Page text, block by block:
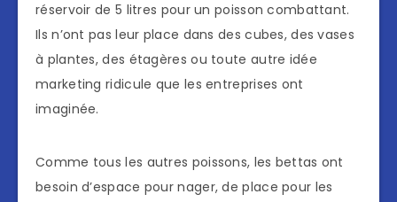
réservoir de 5 litres pour un poisson combattant.
Ils n’ont pas leur place dans des cubes, des vases
à plantes, des étagères ou toute autre idée
marketing ridicule que les entreprises ont
imaginée.
Comme tous les autres poissons, les bettas ont
besoin d’espace pour nager, de place pour les